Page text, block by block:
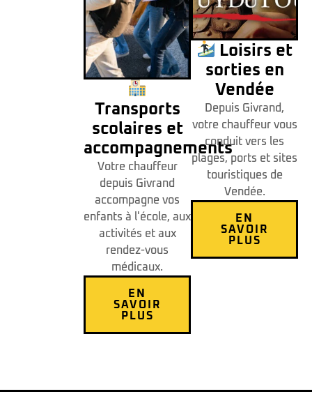
Transports
scolaires et
accompagnements
Votre chauffeur
depuis Givrand
accompagne vos
enfants à l'école, aux
activités et aux
rendez-vous
médicaux.
EN
SAVOIR
PLUS
Loisirs et
sorties en
Vendée
Depuis Givrand,
votre chauffeur vous
conduit vers les
plages, ports et sites
touristiques de
Vendée.
EN
SAVOIR
PLUS